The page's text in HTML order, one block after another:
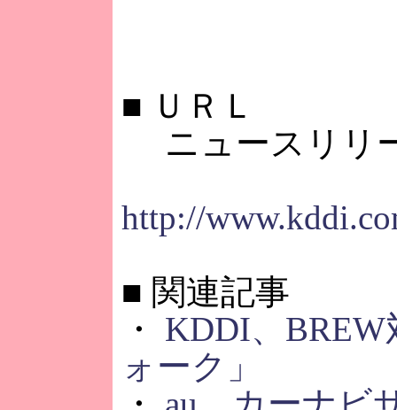
■ ＵＲＬ
ニュースリリ
http://
■ 関連記事
・ KDDI、BREW
ォーク」